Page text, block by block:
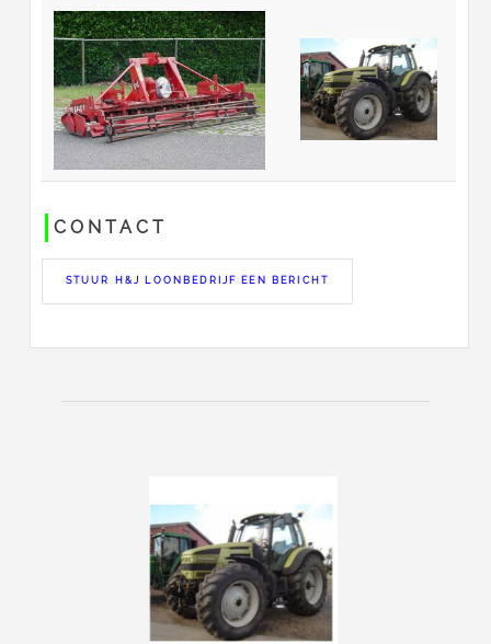
CONTACT
STUUR H&J LOONBEDRIJF EEN BERICHT